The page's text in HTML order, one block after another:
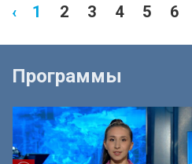
‹ 1 2 3 4 5 6
Программы